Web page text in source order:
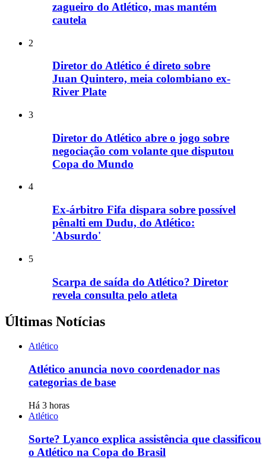
zagueiro do Atlético, mas mantém
cautela
2
Diretor do Atlético é direto sobre
Juan Quintero, meia colombiano ex-
River Plate
3
Diretor do Atlético abre o jogo sobre
negociação com volante que disputou
Copa do Mundo
4
Ex-árbitro Fifa dispara sobre possível
pênalti em Dudu, do Atlético:
'Absurdo'
5
Scarpa de saída do Atlético? Diretor
revela consulta pelo atleta
Últimas Notícias
Atlético
Atlético anuncia novo coordenador nas
categorias de base
Há 3 horas
Atlético
Sorte? Lyanco explica assistência que classificou
o Atlético na Copa do Brasil